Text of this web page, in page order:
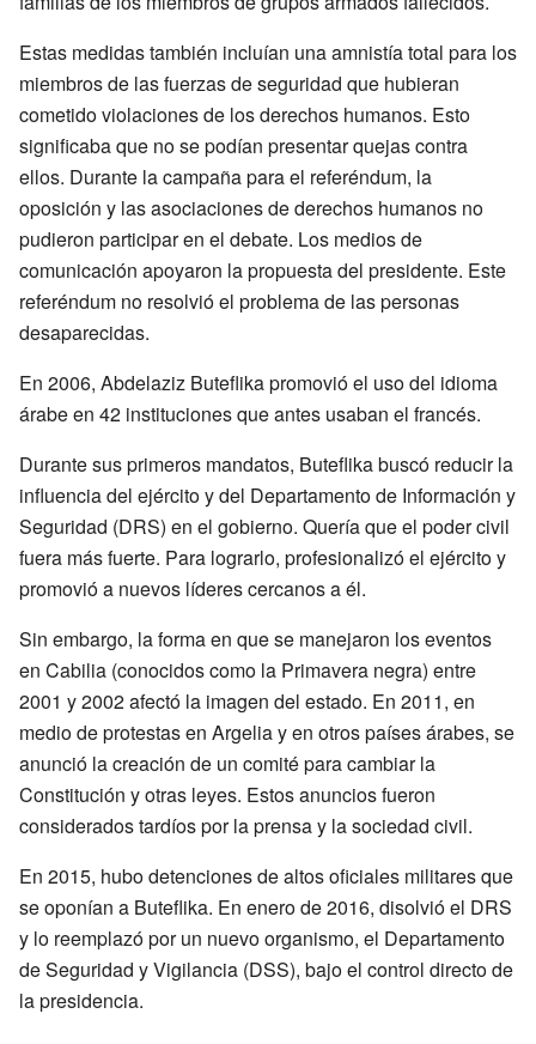
Estas medidas también incluían una amnistía total para los
miembros de las fuerzas de seguridad que hubieran
cometido violaciones de los derechos humanos. Esto
significaba que no se podían presentar quejas contra
ellos. Durante la campaña para el referéndum, la
oposición y las asociaciones de derechos humanos no
pudieron participar en el debate. Los medios de
comunicación apoyaron la propuesta del presidente. Este
referéndum no resolvió el problema de las personas
desaparecidas.
En 2006, Abdelaziz Buteflika promovió el uso del idioma
árabe en 42 instituciones que antes usaban el francés.
Durante sus primeros mandatos, Buteflika buscó reducir la
influencia del ejército y del Departamento de Información y
Seguridad (DRS) en el gobierno. Quería que el poder civil
fuera más fuerte. Para lograrlo, profesionalizó el ejército y
promovió a nuevos líderes cercanos a él.
Sin embargo, la forma en que se manejaron los eventos
en Cabilia (conocidos como la Primavera negra) entre
2001 y 2002 afectó la imagen del estado. En 2011, en
medio de protestas en Argelia y en otros países árabes, se
anunció la creación de un comité para cambiar la
Constitución y otras leyes. Estos anuncios fueron
considerados tardíos por la prensa y la sociedad civil.
En 2015, hubo detenciones de altos oficiales militares que
se oponían a Buteflika. En enero de 2016, disolvió el DRS
y lo reemplazó por un nuevo organismo, el Departamento
de Seguridad y Vigilancia (DSS), bajo el control directo de
la presidencia.